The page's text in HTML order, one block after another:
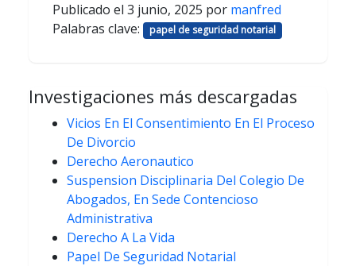
Publicado el 3 junio, 2025 por manfred
Palabras clave:
papel de seguridad notarial
Investigaciones más descargadas
Vicios En El Consentimiento En El Proceso
De Divorcio
Derecho Aeronautico
Suspension Disciplinaria Del Colegio De
Abogados, En Sede Contencioso
Administrativa
Derecho A La Vida
Papel De Seguridad Notarial